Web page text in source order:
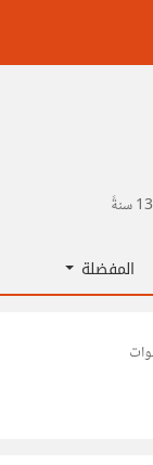
13 سنةً
المفضلة